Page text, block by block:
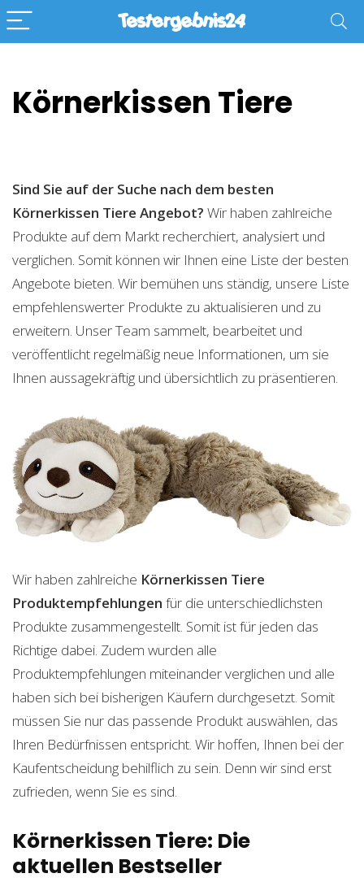
Körnerkissen Tiere
Sind Sie auf der Suche nach dem besten
Körnerkissen Tiere Angebot? Wir haben zahlreiche
Produkte auf dem Markt recherchiert, analysiert und
verglichen. Somit können wir Ihnen eine Liste der besten
Angebote bieten. Wir bemühen uns ständig, unsere Liste
empfehlenswerter Produkte zu aktualisieren und zu
erweitern. Unser Team sammelt, bearbeitet und
veröffentlicht regelmäßig neue Informationen, um sie
Ihnen aussagekräftig und übersichtlich zu präsentieren.
Wir haben zahlreiche Körnerkissen Tiere
Produktempfehlungen für die unterschiedlichsten
Produkte zusammengestellt. Somit ist für jeden das
Richtige dabei. Zudem wurden alle
Produktempfehlungen miteinander verglichen und alle
haben sich bei bisherigen Käufern durchgesetzt. Somit
müssen Sie nur das passende Produkt auswählen, das
Ihren Bedürfnissen entspricht. Wir hoffen, Ihnen bei der
Kaufentscheidung behilflich zu sein. Denn wir sind erst
zufrieden, wenn Sie es sind.
Körnerkissen Tiere: Die
aktuellen Bestseller